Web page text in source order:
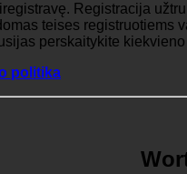
Registracija
teises
perskaitykite
politika